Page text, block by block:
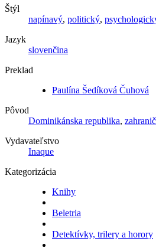
Štýl
napínavý, politický,
Jazyk
slovenčina
Preklad
Paulína Šedíková Čuhová
Pôvod
Dominikánska republika,
Vydavateľstvo
Inaque
Kategorizácia
Knihy
Beletria
Detektívky, trilery a horory